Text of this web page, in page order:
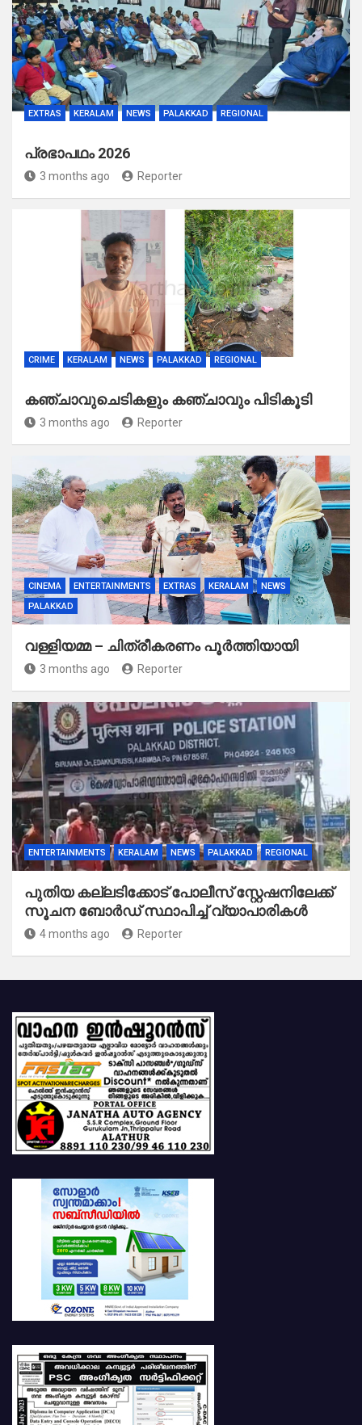
EXTRAS KERALAM NEWS PALAKKAD REGIONAL
പ്രഭാപഥം 2026
3 months ago Reporter
CRIME KERALAM NEWS PALAKKAD REGIONAL
കഞ്ചാവുചെടികളും കഞ്ചാവും പിടികൂടി
3 months ago Reporter
CINEMA ENTERTAINMENTS EXTRAS KERALAM
NEWS
PALAKKAD
വള്ളിയമ്മ – ചിത്രീകരണം പൂർത്തിയായി
3 months ago Reporter
ENTERTAINMENTS KERALAM NEWS PALAKKAD REGIONAL
പുതിയ കല്ലടിക്കോട് പോലീസ് സ്റ്റേഷനിലേക്ക്
സൂചന ബോർഡ് സ്ഥാപിച്ച് വ്യാപാരികൾ
4 months ago Reporter